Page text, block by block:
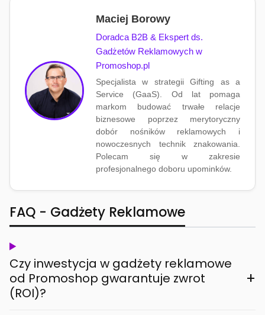
Maciej Borowy
Doradca B2B & Ekspert ds.
Gadżetów Reklamowych w
Promoshop.pl
Specjalista w strategii Gifting as a
Service (GaaS). Od lat pomaga
markom budować trwałe relacje
biznesowe poprzez merytoryczny
dobór nośników reklamowych i
nowoczesnych technik znakowania.
Polecam się w zakresie
profesjonalnego doboru upominków.
FAQ - Gadżety Reklamowe
Czy inwestycja w gadżety reklamowe
od Promoshop gwarantuje zwrot
(ROI)?
+